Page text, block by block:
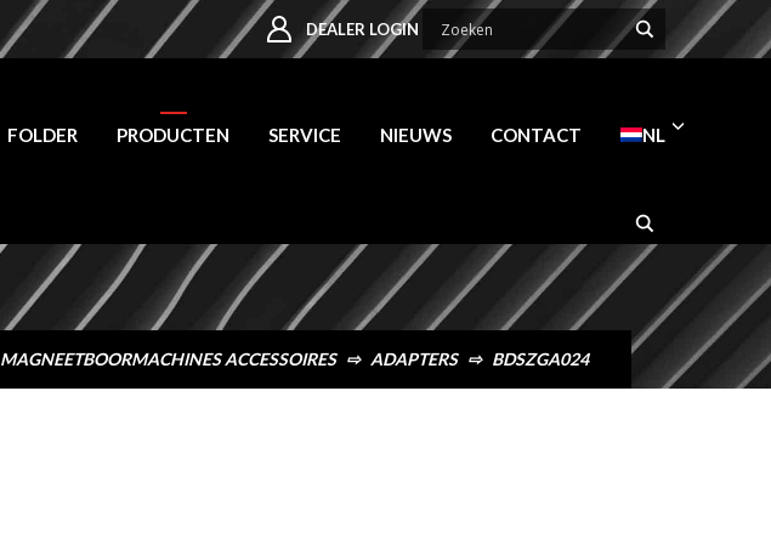
MAGNEETBOORMACHINES ACCESSOIRES ⇨ ADAPTERS ⇨ BDSZGA024
DEALER LOGIN
FOLDER PRODUCTEN SERVICE NIEUWS CONTACT NL